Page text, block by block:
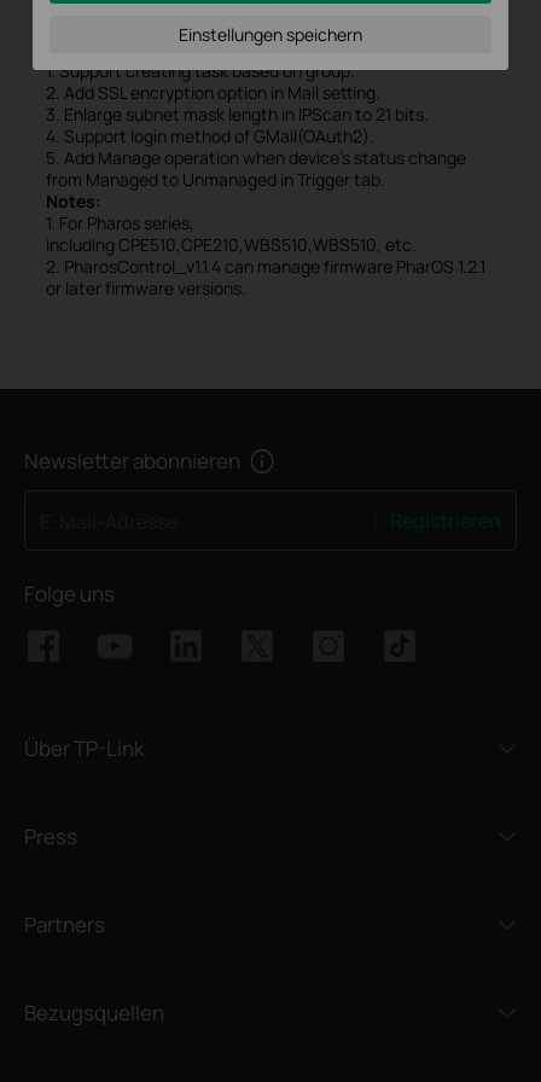
Modifications and Bug Fixes:
New Features/Enhancements:
1. Support creating task based on group.
2. Add SSL encryption option in Mail setting.
3. Enlarge subnet mask length in IPScan to 21 bits.
4. Support login method of GMail(OAuth2).
5. Add Manage operation when device's status change
from Managed to Unmanaged in Trigger tab.
Notes:
1. For Pharos series,
including CPE510,CPE210,WBS510,WBS510, etc.
2. PharosControl_v1.1.4 can manage firmware PharOS 1.2.1
or later firmware versions.
Newsletter abonnieren
Folge uns
Über TP-Link
Press
Partners
Bezugsquellen
Einstellungen speichern